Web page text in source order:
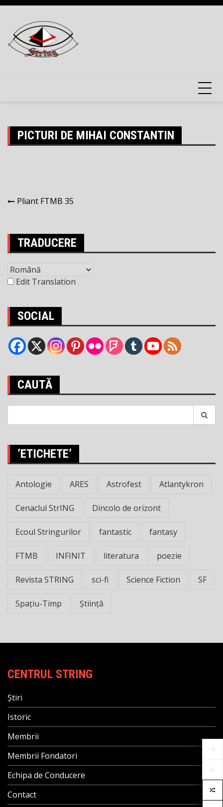
Skip
content
PICTURI DE MIHAI CONSTANTIN
Navigare
articole
Pliant FTMB 35
TRADUCERE
Edit Translation
SOCIAL
CAUTĂ
’ETICHETE’
Antologie ARES Astrofest Atlantykron
Cenaclul StrING Dincolo de orizont
Ecoul Stringurilor fantastic fantasy
FTMB INFINIT literatura poezie
Revista STRING sci-fi Science Fiction SF
Spațiu-Timp Știință
CENTRUL STRING
Știri
Istoric
Membrii
Membrii Fondatori
Echipa de Conducere
Contact